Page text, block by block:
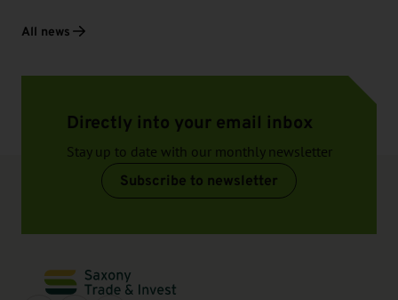
All news
Directly into your email inbox
Stay up to date with our monthly newsletter
Subscribe to newsletter